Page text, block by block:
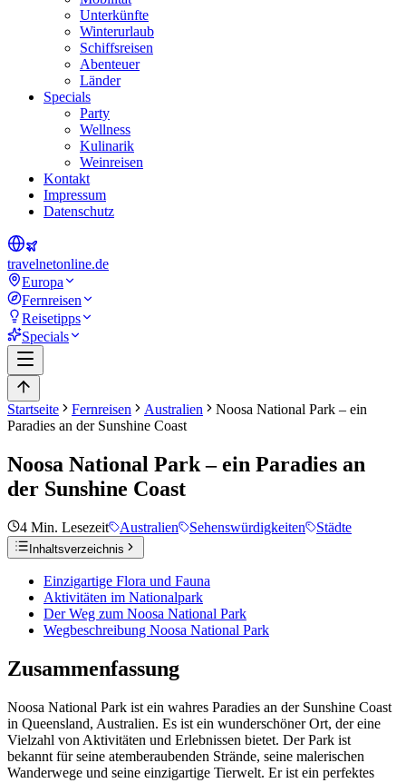
Unterkünfte
Winterurlaub
Schiffsreisen
Abenteuer
Länder
Specials
Party
Wellness
Kulinarik
Weinreisen
Kontakt
Impressum
Datenschutz
travelnetonline.de
Europa
Fernreisen
Reisetipps
Specials
Startseite Fernreisen Australien
Noosa National Park – ein
Paradies an der Sunshine Coast
Noosa National Park – ein Paradies an
der Sunshine Coast
4 Min. Lesezeit Australien Sehenswürdigkeiten Städte
Inhaltsverzeichnis
Einzigartige Flora und Fauna
Aktivitäten im Nationalpark
Der Weg zum Noosa National Park
Wegbeschreibung Noosa National Park
Zusammenfassung
Noosa National Park ist ein wahres Paradies an der Sunshine Coast
in Queensland, Australien. Es ist ein wunderschöner Ort, der eine
Vielzahl von Aktivitäten und Erlebnissen bietet. Der Park ist
bekannt für seine atemberaubenden Strände, seine malerischen
Wanderwege und seine einzigartige Tierwelt. Er ist ein perfektes